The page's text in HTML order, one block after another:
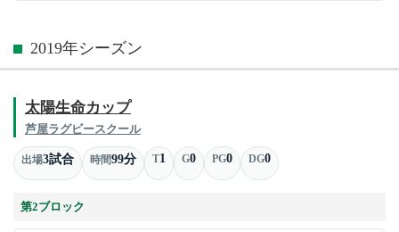
2019年シーズン
太陽生命カップ
芦屋ラグビースクール
出場3試合 時間99分 T1 G0 PG0 DG0
第2ブロック